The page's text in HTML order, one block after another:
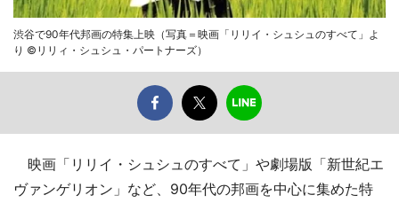
渋谷で90年代邦画の特集上映（写真＝映画「リリイ・シュシュのすべて」よ
り ©リリィ・シュシュ・パートナーズ）
映画「リリイ・シュシュのすべて」や劇場版「新世紀エ
ヴァンゲリオン」など、90年代の邦画を中心に集めた特